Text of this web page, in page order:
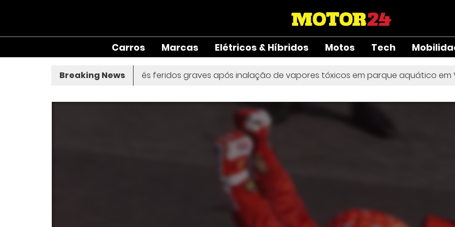
Carros Marcas Elétricos & Híbridos Motos Tech
Breaking News
morto em Sintra Três feridos graves após inalação de vapores tóxicos em parque aquático em Vieira